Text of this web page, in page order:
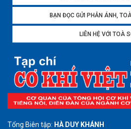
BẠN ĐỌC GỬI PHẢN ÁNH,
LIÊN HỆ VỚI TOÀ
Tổng Biên tập: HÀ DUY KHÁNH